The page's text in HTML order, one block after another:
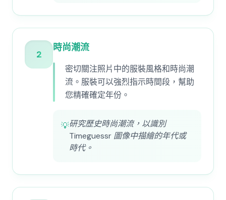
2
時尚潮流
密切關注照片中的服裝風格和時尚潮
流。服裝可以強烈指示時間段，幫助
您精確確定年份。
💡研究歷史時尚潮流，以識別
Timeguessr 圖像中描繪的年代或
時代。